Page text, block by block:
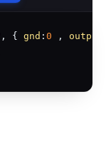
, { gnd : 0 , output